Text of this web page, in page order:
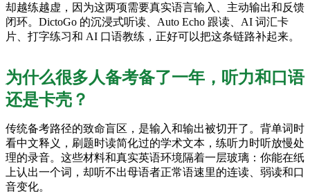
却越练越虚，因为这两项需要真实语言输入、主动输出和反馈
闭环。DictoGo 的沉浸式听读、Auto Echo 跟读、AI 词汇卡
片、打字练习和 AI 口语教练，正好可以把这条链路补起来。
为什么很多人备考备了一年，听力和口语
还是卡壳？
传统备考路径的致命盲区，是输入和输出被切开了。背单词时
看中文释义，刷题时读简化过的学术文本，练听力时听放慢处
理的录音。这些材料和真实英语环境隔着一层玻璃：你能在纸
上认出一个词，却听不出母语者正常语速里的连读、弱读和口
音变化。